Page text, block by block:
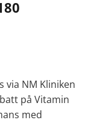
via NM Kliniken
på Vitamin
med